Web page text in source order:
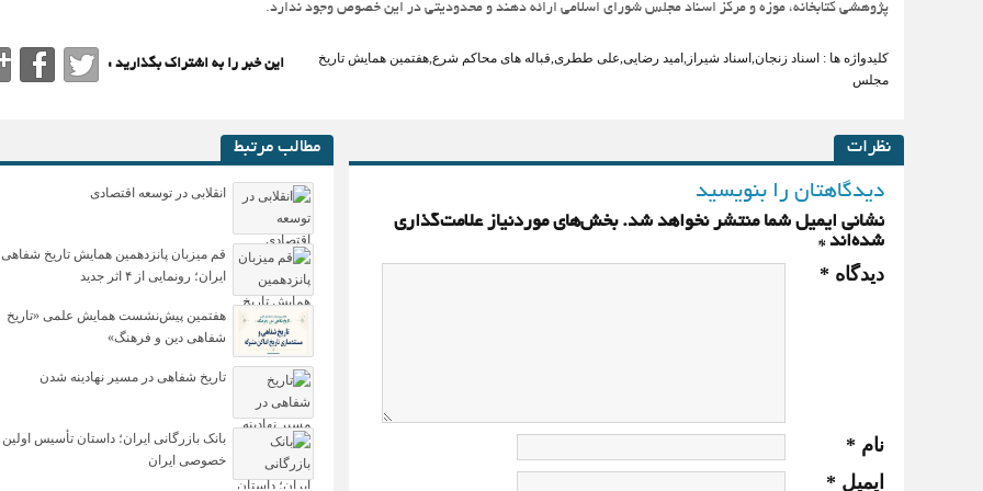
پژوهشی کتابخانه، موزه و مرکز اسناد مجلس شورای اسلامی ارائه دهند و محدودیتی در این خصوص وجود ندارد.
کلیدواژه ها : اسناد زنجان, اسناد شیراز , امید رضایی,علی ططری,قباله های محاکم شرع,هفتمین همایش تاریخ
مجلس
این خبر را به اشتراک بگذارید :
مطالب مرتبط
انقلابی در توسعه اقتصادی
قم میزبان پانزدهمین همایش تاریخ شفاهی
ایران؛ رونمایی از ۴ اثر جدید
هفتمین پیش‌نشست همایش علمی «تاریخ
شفاهی دین و فرهنگ»
تاریخ شفاهی در مسیر نهادینه شدن
بانک بازرگانی ایران؛ داستان تأسیس اولین
خصوصی ایران
نظرات
دیدگاهتان را بنویسید
نشانی ایمیل شما منتشر نخواهد شد. بخش‌های موردنیاز علامت‌گذاری
شده‌اند *
دیدگاه *
نام *
ایمیل *